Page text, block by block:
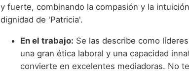
y fuerte, combinando la compasión y la
dignidad de 'Patricia'.
En el trabajo: Se las describe como
una gran ética laboral y una capacidad
convierte en excelentes mediadoras. No